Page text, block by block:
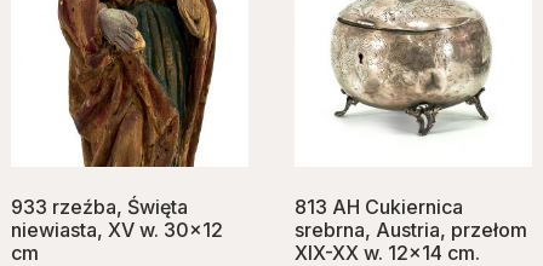
933 rzeźba, Ś‌więta
niewiasta, XV w. 30×12
cm
813 AH Cukiernica
srebrna, Austria, przełom
XIX-XX w. 12×14 cm.